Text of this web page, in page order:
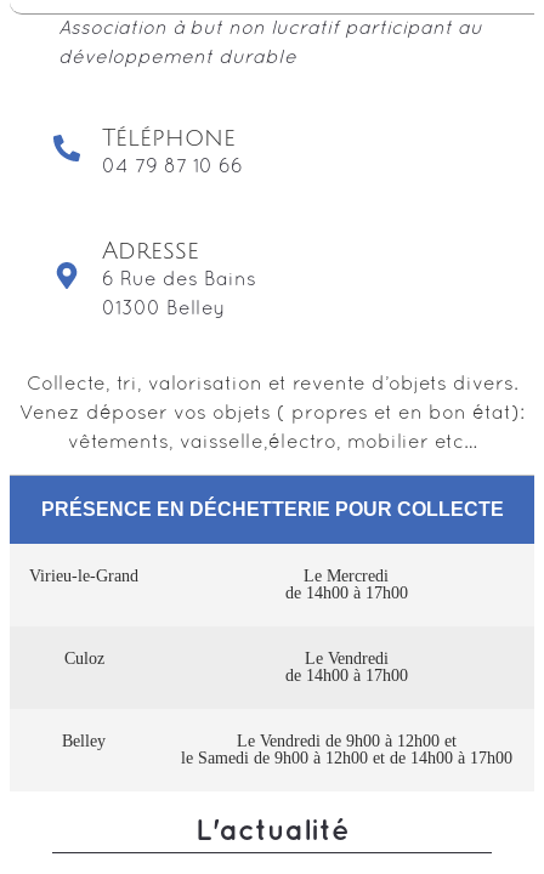
Association à but non lucratif participant au
développement durable
Téléphone
04 79 87 10 66
Adresse
6 Rue des Bains
01300 Belley
Collecte, tri, valorisation et revente d’objets divers.
Venez déposer vos objets ( propres et en bon état):
vêtements, vaisselle,électro, mobilier etc…
PRÉSENCE EN DÉCHETTERIE POUR COLLECTE
Virieu-le-Grand
Le Mercredi
de 14h00 à 17h00
Culoz
Le Vendredi
de 14h00 à 17h00
Belley
Le Vendredi de 9h00 à 12h00 et
le Samedi de 9h00 à 12h00 et de 14h00 à 17h00
L'actualité